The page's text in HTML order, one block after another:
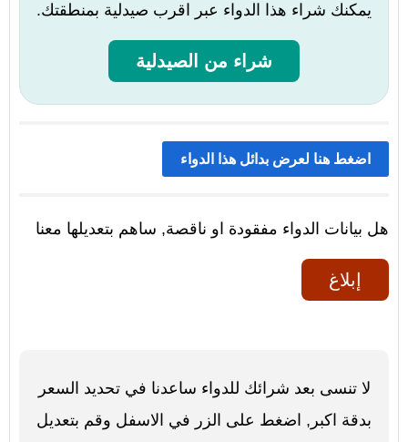
يمكنك شراء هذا الدواء عبر اقرب صيدلية بمنطقتك.
شراء من الصيدلية
اضغط هنا لعرض بدائل هذا الدواء
هل بيانات الدواء مفقودة او ناقصة, ساهم بتعديلها معنا
إبلاغ
لا تنسى بعد شرائك للدواء ساعدنا في تحديد السعر
بدقة اكبر, اضغط على الزر في الاسفل وقم بتعديل